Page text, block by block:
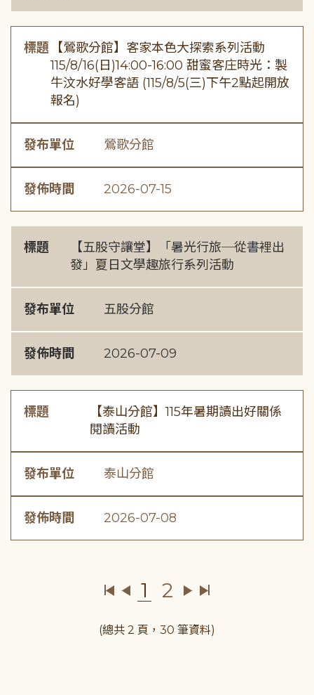
標題 【鶯歌分館】客家本色大探索系列活動
115/8/16(日)14:00-16:00 甜蜜客庄時光：製
牛汶水好學客語 (115/8/5(三)下午2點起開放
報名)
發布單位 鶯歌分館
發佈時間 2026-07-15
標題
【五股守讓堂】「暑光行旅─從書裡出
發」夏日文學趣旅行系列活動
發布單位 五股分館
發佈時間 2026-07-09
標題
【泰山分館】115年暑期讀出好關係
閱讀活動
發布單位 泰山分館
發佈時間 2026-07-08
1 2
(總共 2 頁，30 筆資料)